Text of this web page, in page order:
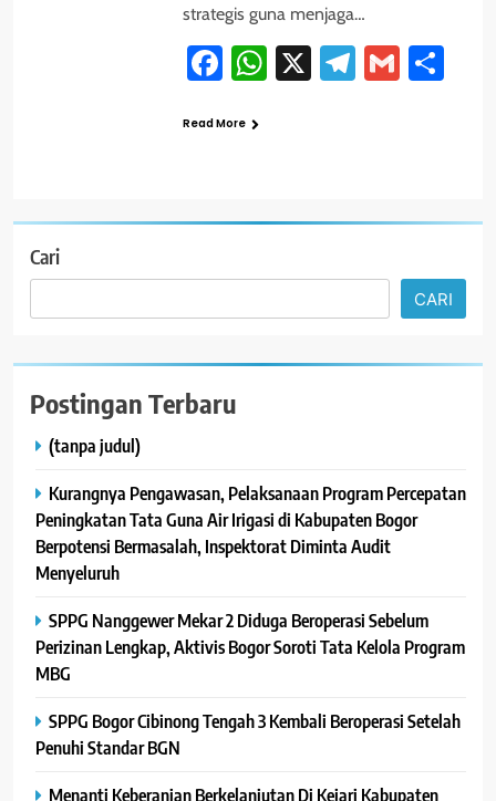
strategis guna menjaga…
Facebook
WhatsApp
X Telegram
Gmail
Read More
Cari
CARI
Postingan Terbaru
(tanpa judul)
Kurangnya Pengawasan, Pelaksanaan Program Percepatan
Peningkatan Tata Guna Air Irigasi di Kabupaten Bogor
Berpotensi Bermasalah, Inspektorat Diminta Audit
Menyeluruh
SPPG Nanggewer Mekar 2 Diduga Beroperasi Sebelum
Perizinan Lengkap, Aktivis Bogor Soroti Tata Kelola Program
MBG
SPPG Bogor Cibinong Tengah 3 Kembali Beroperasi Setelah
Penuhi Standar BGN
Menanti Keberanian Berkelanjutan Di Kejari Kabupaten